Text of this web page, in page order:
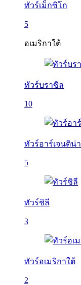
ทัวร์เม็กซิโก
5
อเมริกาใต้
ทัวร์บราซิล
10
ทัวร์อาร์เจนติน่า
5
ทัวร์ชิลี
3
ทัวร์อเมริกาใต้
2